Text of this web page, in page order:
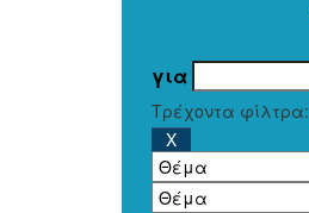
για
Τρέχοντα φίλτρα: